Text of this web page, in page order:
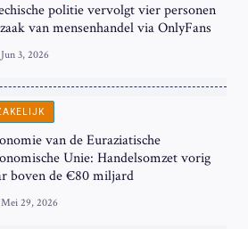
politie vervolgt vier personen
van mensenhandel via OnlyFans
Jun 3, 2026
van de Euraziatische
Unie: Handelsomzet vorig
boven de €80 miljard
Mei 29, 2026